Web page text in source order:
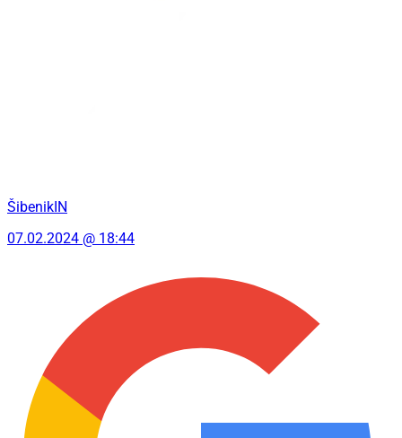
ŠibenikIN
07.02.2024 @ 18:44